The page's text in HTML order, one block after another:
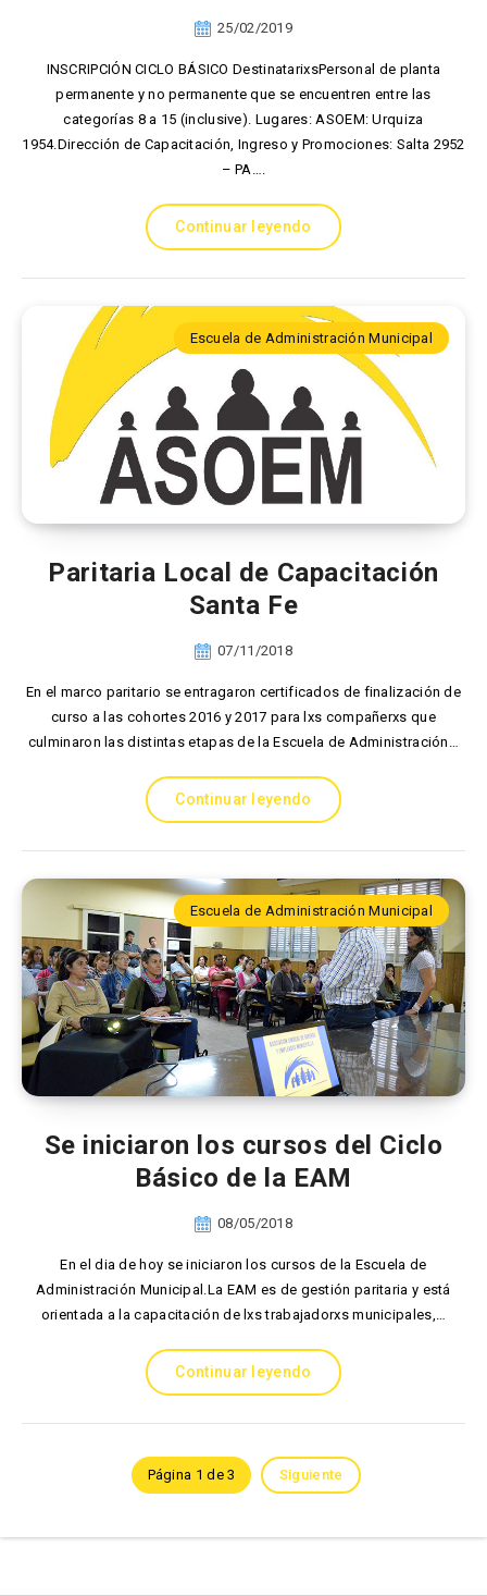
25/02/2019
INSCRIPCIÓN CICLO BÁSICO DestinatarixsPersonal de planta
permanente y no permanente que se encuentren entre las
categorías 8 a 15 (inclusive). Lugares: ASOEM: Urquiza
1954.Dirección de Capacitación, Ingreso y Promociones: Salta 2952
– PA….
Continuar leyendo
Escuela de Administración Municipal
Paritaria Local de Capacitación
Santa Fe
07/11/2018
En el marco paritario se entragaron certificados de finalización de
curso a las cohortes 2016 y 2017 para lxs compañerxs que
culminaron las distintas etapas de la Escuela de Administración…
Continuar leyendo
Escuela de Administración Municipal
Se iniciaron los cursos del Ciclo
Básico de la EAM
08/05/2018
En el dia de hoy se iniciaron los cursos de la Escuela de
Administración Municipal.La EAM es de gestión paritaria y está
orientada a la capacitación de lxs trabajadorxs municipales,…
Continuar leyendo
Página 1 de 3 Siguiente